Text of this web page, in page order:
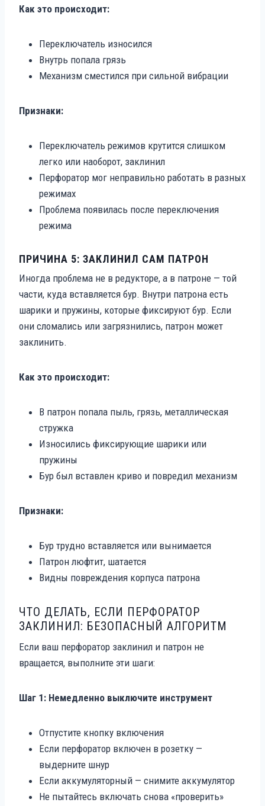
Как это происходит:
Переключатель износился
Внутрь попала грязь
Механизм сместился при сильной вибрации
Признаки:
Переключатель режимов крутится слишком
легко или наоборот, заклинил
Перфоратор мог неправильно работать в разных
режимах
Проблема появилась после переключения
режима
ПРИЧИНА 5: ЗАКЛИНИЛ САМ ПАТРОН
Иногда проблема не в редукторе, а в патроне — той
части, куда вставляется бур. Внутри патрона есть
шарики и пружины, которые фиксируют бур. Если
они сломались или загрязнились, патрон может
заклинить.
Как это происходит:
В патрон попала пыль, грязь, металлическая
стружка
Износились фиксирующие шарики или
пружины
Бур был вставлен криво и повредил механизм
Признаки:
Бур трудно вставляется или вынимается
Патрон люфтит, шатается
Видны повреждения корпуса патрона
ЧТО ДЕЛАТЬ, ЕСЛИ ПЕРФОРАТОР
ЗАКЛИНИЛ: БЕЗОПАСНЫЙ АЛГОРИТМ
Если ваш перфоратор заклинил и патрон не
вращается, выполните эти шаги:
Шаг 1: Немедленно выключите инструмент
Отпустите кнопку включения
Если перфоратор включен в розетку —
выдерните шнур
Если аккумуляторный — снимите аккумулятор
Не пытайтесь включать снова «проверить»